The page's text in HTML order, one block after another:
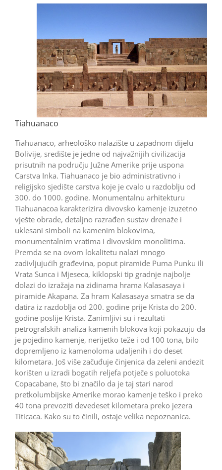
Tiahuanaco
Tiahuanaco, arheološko nalazište u zapadnom dijelu
Bolivije, središte je jedne od najvažnijih civilizacija
prisutnih na području Južne Amerike prije uspona
Carstva Inka. Tiahuanaco je bio administrativno i
religijsko sjedište carstva koje je cvalo u razdoblju od
300. do 1000. godine. Monumentalnu arhitekturu
Tiahuanacoa karakterizira divovsko kamenje izuzetno
vješte obrade, detaljno razrađen sustav drenaže i
uklesani simboli na kamenim blokovima,
monumentalnim vratima i divovskim monolitima.
Premda se na ovom lokalitetu nalazi mnogo
zadivljujućih građevina, poput piramide Puma Punku ili
Vrata Sunca i Mjeseca, kiklopski tip gradnje najbolje
dolazi do izražaja na zidinama hrama Kalasasaya i
piramide Akapana. Za hram Kalasasaya smatra se da
datira iz razdoblja od 200. godine prije Krista do 200.
godine poslije Krista. Zanimljivi su i rezultati
petrografskih analiza kamenih blokova koji pokazuju da
je pojedino kamenje, nerijetko teže i od 100 tona, bilo
dopremljeno iz kamenoloma udaljenih i do deset
kilometara. Još više začuđuje činjenica da zeleni andezit
korišten u izradi bogatih reljefa potječe s poluotoka
Copacabane, što bi značilo da je taj stari narod
pretkolumbijske Amerike morao kamenje teško i preko
40 tona prevoziti devedeset kilometara preko jezera
Titicaca. Kako su to činili, ostaje velika nepoznanica.